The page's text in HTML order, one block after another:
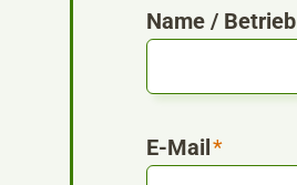
Name / Betrieb
E-Mail*